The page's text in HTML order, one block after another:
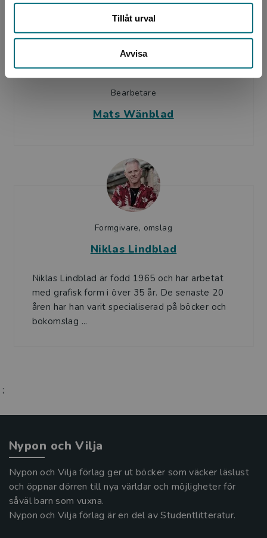
Tillåt urval
Avvisa
Bearbetare
Mats Wänblad
Formgivare, omslag
Niklas Lindblad
Niklas Lindblad är född 1965 och har arbetat
med grafisk form i över 35 år. De senaste 20
åren har han varit specialiserad på böcker och
bokomslag ...
;
Nypon och Vilja
Nypon och Vilja förlag ger ut böcker som väcker läslust
och öppnar dörren till nya världar och möjligheter för
såväl barn som vuxna.
Nypon och Vilja förlag är en del av Studentlitteratur.